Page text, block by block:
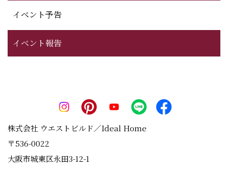
イベント予告
イベント報告
株式会社 ウエストビルド／Ideal Home
〒536-0022
大阪市城東区永田3-12-1